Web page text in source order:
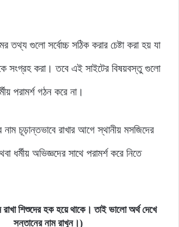
তথ্য গুলো সর্বোচ্চ সঠিক করার চেষ্টা করা হয় যা
সংগ্রহ করা। তবে এই সাইটের বিষয়বস্তু গুলো
পরামর্শ গঠন করে না।
চূড়ান্তভাবে রাখার আগে স্থানীয় মসজিদের
ধর্মীয় অভিজ্ঞদের সাথে পরামর্শ করে নিতে
শিশুদের হক হয়ে থাকে। তাই ভালো অর্থ দেখে
সন্তানের নাম রাখুন।)